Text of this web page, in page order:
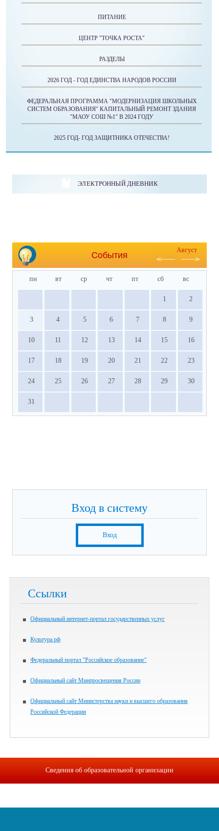
ПИТАНИЕ
ЦЕНТР "ТОЧКА РОСТА"
РАЗДЕЛЫ
2026 ГОД - ГОД ЕДИНСТВА НАРОДОВ РОССИИ
ФЕДЕРАЛЬНАЯ ПРОГРАММА "МОДЕРНИЗАЦИЯ ШКОЛЬНЫХ
СИСТЕМ ОБРАЗОВАНИЯ" КАПИТАЛЬНЫЙ РЕМОНТ ЗДАНИЯ
"МАОУ СОШ №1" В 2024 ГОДУ
2025 ГОД- ГОД ЗАЩИТНИКА ОТЕЧЕСТВА!
ЭЛЕКТРОННЫЙ ДНЕВНИК
События
Август
пн вт ср чт пт сб вс
1 2
3 4 5 6 7 8 9
10 11 12 13 14 15 16
17 18 19 20 21 22 23
24 25 26 27 28 29 30
31
Вход в систему
Вход
Ссылки
Официальный интернет-портал государственных услуг
Культура.рф
Федеральный портал "Российское образование"
Официальный сайт Минпросвещения России
Официальный сайт Министерства науки и высшего образования
Российской Федерации
Сведения об образовательной организации